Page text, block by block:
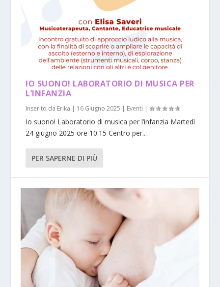
IO SUONO! LABORATORIO DI MUSICA PER
L’INFANZIA
Inserito da Erika | 16 Giugno 2025 | Eventi |
Io suono! Laboratorio di musica per l’infanzia Martedì
24 giugno 2025 ore 10.15 Centro per...
PER SAPERNE DI PIÙ